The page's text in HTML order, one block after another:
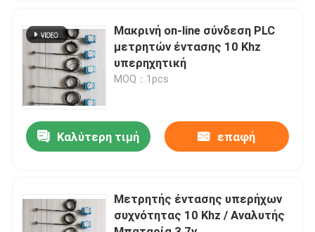
Μας ελάτε σε επαφή με
Ζητήστε ένα απόσπασμα
υπερήχων καθαρισμού μετατροπέα
Πολυ υπερηχητικός μετατροπέας συχνότητας
Μακρινή on-line σύνδεση PLC
μετρητών έντασης 10 Khz
υπερηχητική
MOQ：1pcs
Καλύτερη τιμή επαφή
Μετρητής έντασης υπερήχων
συχνότητας 10 Khz / Αναλυτής